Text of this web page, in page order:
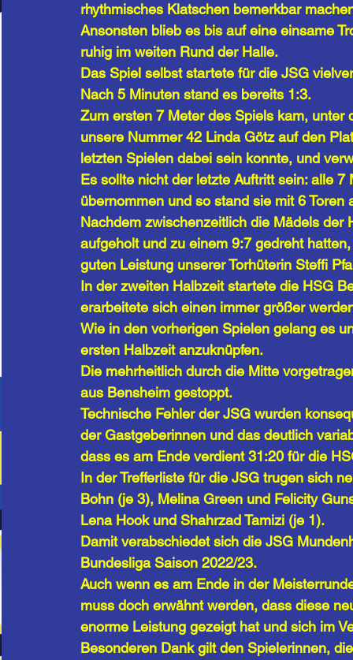
rhythmisches Klatschen bemerkbar
Ansonsten blieb es bis auf eine einsame
ruhig im weiten Rund der Halle.
Das Spiel selbst startete für die JSG
Nach 5 Minuten stand es bereits 1:3.
Zum ersten 7 Meter des Spiels kam,
unsere Nummer 42 Linda Götz auf den
letzten Spielen dabei sein konnte, und
Es sollte nicht der letzte Auftritt sein: alle
übernommen und so stand sie mit 6
Nachdem zwischenzeitlich die Mädels
aufgeholt und zu einem 9:7 gedreht
guten Leistung unserer Torhüterin Steffi
In der zweiten Halbzeit startete die HSG
erarbeitete sich einen immer größer
Wie in den vorherigen Spielen gelang es
ersten Halbzeit anzuknüpfen.
Die mehrheitlich durch die Mitte
aus Bensheim gestoppt.
Technische Fehler der JSG wurden
der Gastgeberinnen und das deutlich
dass es am Ende verdient 31:20 für die
In der Trefferliste für die JSG trugen sich
Bohn (je 3), Melina Green und Felicity
Lena Hook und Shahrzad Tamizi (je 1).
Damit verabschiedet sich die JSG
Bundesliga Saison 2022/23.
Auch wenn es am Ende in der
muss doch erwähnt werden, dass diese
enorme Leistung gezeigt hat und sich im
Besonderen Dank gilt den Spielerinnen,